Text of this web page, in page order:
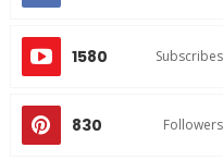
1580 Subscribes
830 Followers